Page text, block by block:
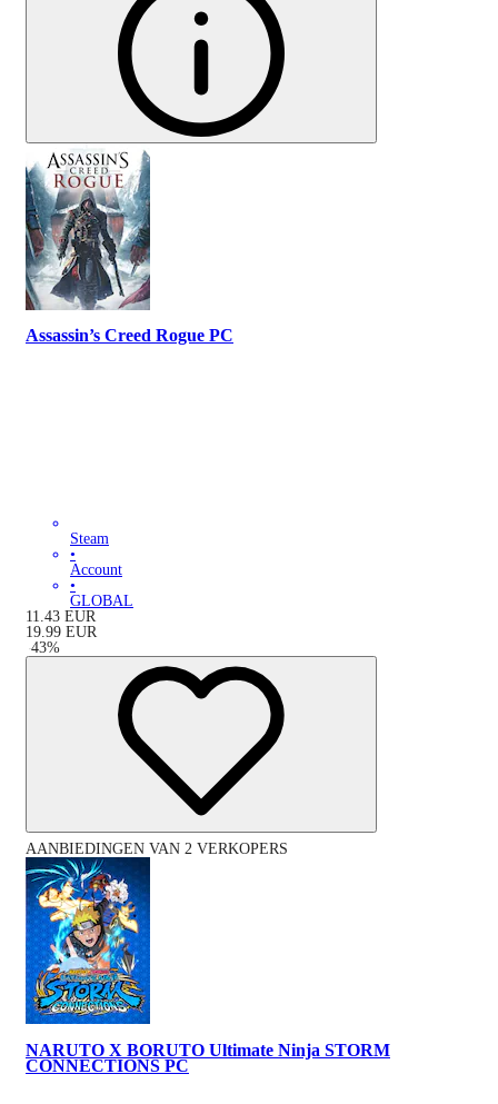
Assassin’s Creed Rogue PC
Steam
•
Account
•
GLOBAL
11.43 EUR
19.99 EUR
-43%
AANBIEDINGEN VAN 2 VERKOPERS
NARUTO X BORUTO Ultimate Ninja STORM
CONNECTIONS PC